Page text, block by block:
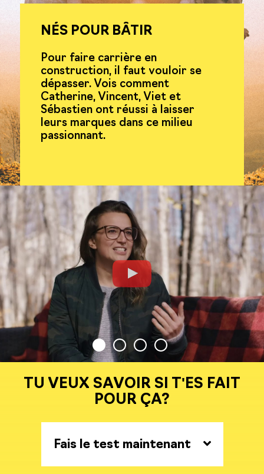
NÉS POUR BÂTIR
Pour faire carrière en
construction, il faut vouloir se
dépasser. Vois comment
Catherine, Vincent, Viet et
Sébastien ont réussi à laisser
leurs marques dans ce milieu
passionnant.
TU VEUX SAVOIR SI T'ES FAIT
POUR ÇA?
Fais le test maintenant